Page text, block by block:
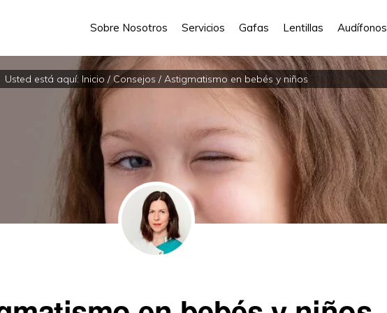
Sobre Nosotros Servicios Gafas Lentillas Audífonos
Usted está aquí: Inicio / Consejos / Astigmatismo en bebés y niños